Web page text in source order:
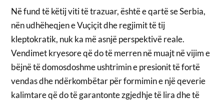
Në fund të këtij viti të trazuar, është e qartë se Serbia,
nën udhëheqjen e Vuçiçit dhe regjimit të tij
kleptokratik, nuk ka më asnjë perspektivë reale.
Vendimet kryesore që do të merren në muajt në vijim e
bëjnë të domosdoshme ushtrimin e presionit të fortë
vendas dhe ndërkombëtar për formimin e një qeverie
kalimtare që do të garantonte zgjedhje të lira dhe të